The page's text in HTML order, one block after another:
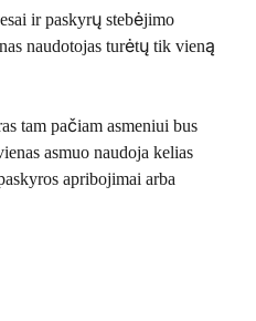
ir paskyrų stebėjimo
naudotojas turėtų tik vieną
tam pačiam asmeniui bus
asmuo naudoja kelias
apribojimai arba